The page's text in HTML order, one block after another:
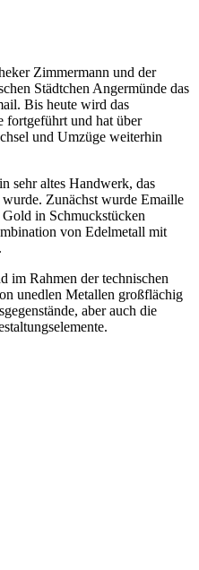
Zimmermann und der
Städtchen Angermünde das
Bis heute wird das
fortgeführt und hat über
und Umzüge weiterhin
sehr altes Handwerk, das
Zunächst wurde Emaille
in Schmuckstücken
von Edelmetall mit
im Rahmen der technischen
unedlen Metallen großflächig
aber auch die